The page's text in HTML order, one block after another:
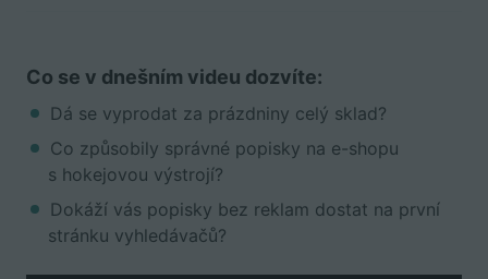
Co se v dnešním videu dozvíte:
Dá se vyprodat za prázdniny celý sklad?
Co způsobily správné popisky na e-shopu
s hokejovou výstrojí?
Dokáží vás popisky bez reklam dostat na první
stránku vyhledávačů?